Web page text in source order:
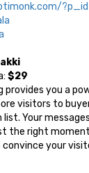
$29
you a
visitors to
Your
the right
your